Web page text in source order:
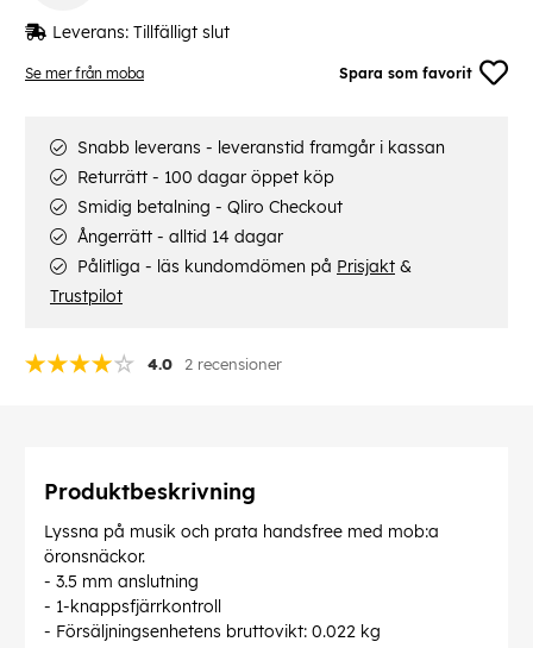
Se mer från moba Spara som favorit
4.0 2 recensioner
Leverans: Tillfälligt slut
Snabb leverans - leveranstid framgår i kassan
Returrätt - 100 dagar öppet köp
Smidig betalning - Qliro Checkout
Ångerrätt - alltid 14 dagar
Pålitliga - läs kundomdömen på Prisjakt &
Trustpilot
Produktbeskrivning
Lyssna på musik och prata handsfree med mob:a
öronsnäckor.
- 3.5 mm anslutning
- 1-knappsfjärrkontroll
- Försäljningsenhetens bruttovikt: 0.022 kg